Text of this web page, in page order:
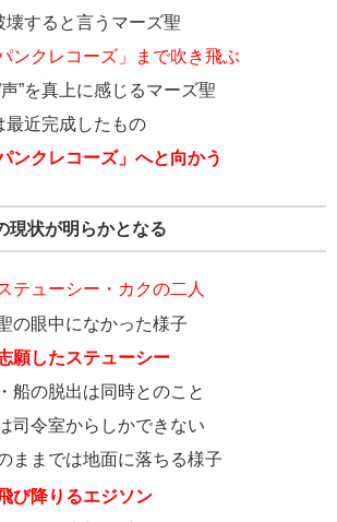
壊すると言うマーズ聖
ンクレコーズ」まで吹き飛ぶ
”を真上に感じるマーズ聖
最近完成したもの
ンクレコーズ」へと向かう
状が明らかとなる
テューシー・カクの二人
の眼中になかった様子
願したステューシー
船の脱出は同時とのこと
司令室からしかできない
ままでは地面に落ちる様子
び降りるエジソン